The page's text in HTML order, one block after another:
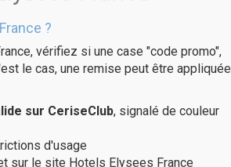
?
vérifiez si une case "code promo",
le cas, une remise peut être appliquée
sur CeriseClub, signalé de couleur
d'usage
sur le site Hotels Elysees France